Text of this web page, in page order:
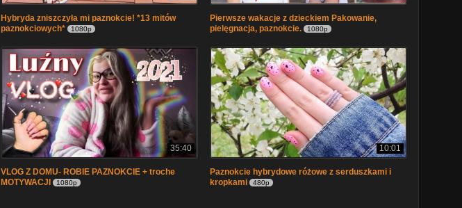
Hybryda zniszczyła mi paznokcie! *13 mitów
paznokciowych*
1080p
Pierwsze wakacje z dzieckiem Pakowanie,
pielęgnacja, paznokcie.
1080p
35:40
VLOG Z DOMU- ROBIE PAZNOKCIE + troche
MOTYWACJI 1080p
10:01
Paznokcie hybrydowe różowe z serduszkami i
kropkami
480p